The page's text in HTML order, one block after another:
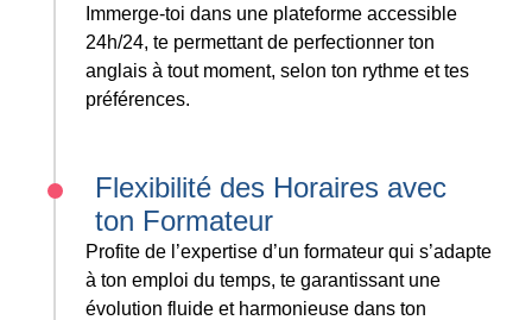
Immerge-toi dans une plateforme accessible
24h/24, te permettant de perfectionner ton
anglais à tout moment, selon ton rythme et tes
préférences.
Flexibilité des Horaires avec
ton Formateur
Profite de l’expertise d’un formateur qui s’adapte
à ton emploi du temps, te garantissant une
évolution fluide et harmonieuse dans ton